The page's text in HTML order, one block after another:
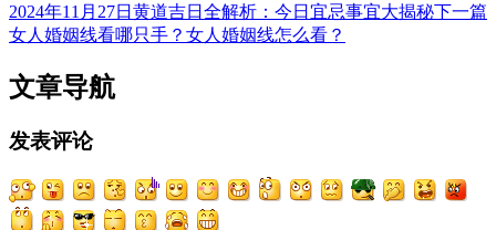
2024年11月27日黄道吉日全解析：今日宜忌事宜大揭秘下一篇
女人婚姻线看哪只手？女人婚姻线怎么看？
文章导航
发表评论